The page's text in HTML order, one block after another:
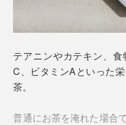
水やお湯にさっと溶けて
別売りの「ウォーターボ
1包（2g）とお水350ml
で、すぐに溶けておいしい
JAS（日本）、USDA（
得している希少な茶葉。
テアニンやカテキン、
C、ビタミンAといった
茶。
普通にお茶を淹れた場合